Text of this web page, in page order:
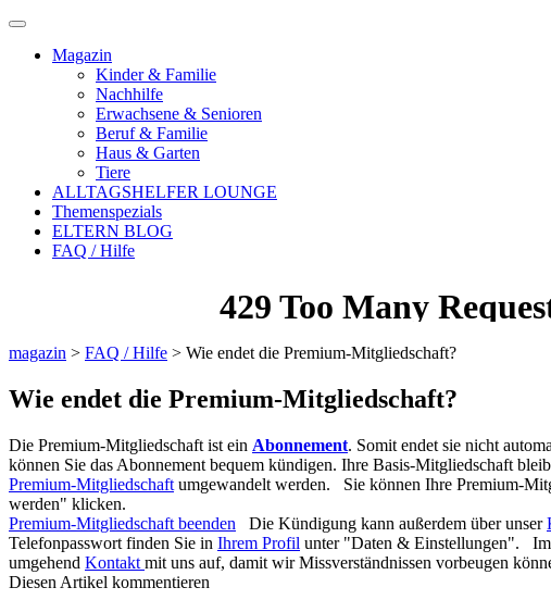
Magazin
Kinder & Familie
Nachhilfe
Erwachsene & Senioren
Beruf & Familie
Haus & Garten
Tiere
ALLTAGSHELFER LOUNGE
Themenspezials
ELTERN BLOG
FAQ / Hilfe
magazin > FAQ / Hilfe > Wie endet die Premium-Mitgliedschaft?
Wie endet die Premium-Mitgliedschaft?
Die Premium-Mitgliedschaft ist ein Abonnement. Somit endet sie nicht
können Sie das Abonnement bequem kündigen. Ihre Basis-Mitgliedschaft
Premium-Mitgliedschaft umgewandelt werden. Sie können Ihre Premium-
werden" klicken.
Premium-Mitgliedschaft beenden Die Kündigung kann außerdem über unser
Telefonpasswort finden Sie in Ihrem Profil unter "Daten & Einstellungen". Im
umgehend Kontakt mit uns auf, damit wir Missverständnissen vorbeugen
Diesen Artikel kommentieren